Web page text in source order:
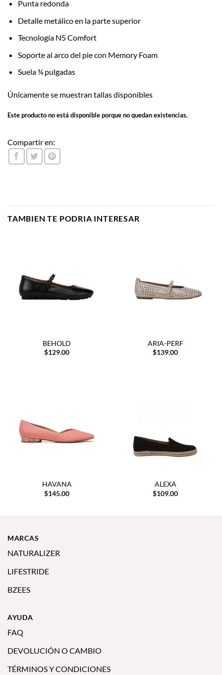
Punta redonda
Detalle metálico en la parte superior
Tecnología N5 Comfort
Soporte al arco del pie con Memory Foam
Suela ¾ pulgadas
Únicamente se muestran tallas disponibles
Este producto no está disponible porque no quedan existencias.
Compartir en:
TAMBIEN TE PODRIA INTERESAR
BEHOLD
$129.00
ARIA-PERF
$139.00
HAVANA
$145.00
ALEXA
$109.00
MARCAS
NATURALIZER
LIFESTRIDE
BZEES
AYUDA
FAQ
DEVOLUCIÓN O CAMBIO
TÉRMINOS Y CONDICIONES